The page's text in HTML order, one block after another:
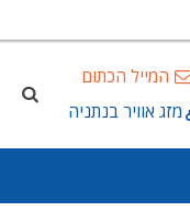
המייל הכתום
מזג אוויר בנתניה